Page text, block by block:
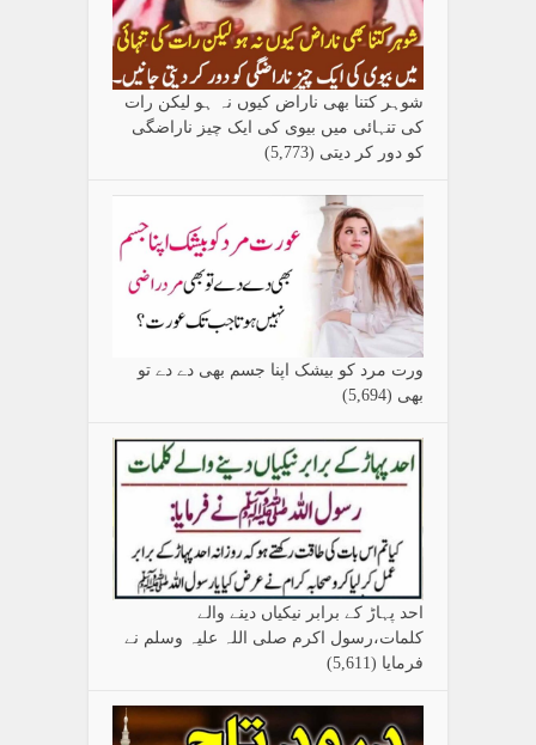
شوہر کتنا بھی ناراض کیوں نہ ہو لیکن رات
کی تنہائی میں بیوی کی ایک چیز ناراضگی
کو دور کر دیتی (5,773)
ورت مرد کو بیشک اپنا جسم بھی دے دے تو
بھی (5,694)
احد پہاڑ کے برابر نیکیاں دینے والے
کلمات،رسول اکرم صلی اللہ علیہ وسلم نے
فرمایا (5,611)